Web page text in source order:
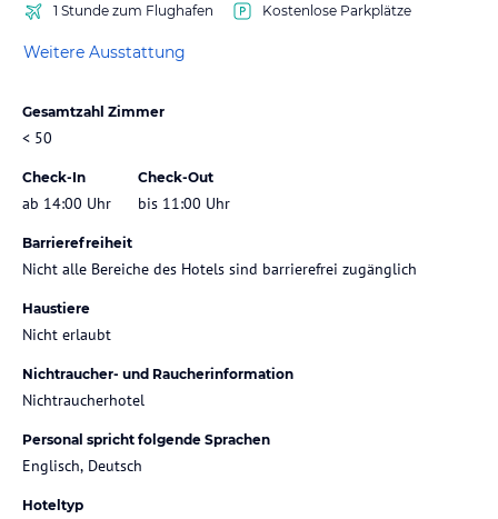
1 Stunde zum Flughafen
Kostenlose Parkplätze
Weitere Ausstattung
Gesamtzahl Zimmer
< 50
Check-In
ab 14:00 Uhr
Check-Out
bis 11:00 Uhr
Barrierefreiheit
Nicht alle Bereiche des Hotels sind barrierefrei zugänglich
Haustiere
Nicht erlaubt
Nichtraucher- und Raucherinformation
Nichtraucherhotel
Personal spricht folgende Sprachen
Englisch, Deutsch
Hoteltyp